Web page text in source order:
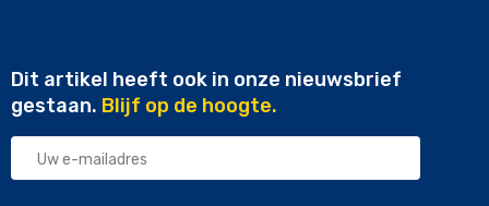
Dit artikel heeft ook in onze nieuwsbrief
gestaan. Blijf op de hoogte.
Uw